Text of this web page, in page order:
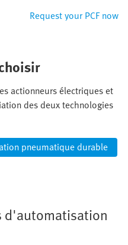
Request your PCF now
actionneurs électriques et
des deux technologies
pneumatique durable
d'automatisation